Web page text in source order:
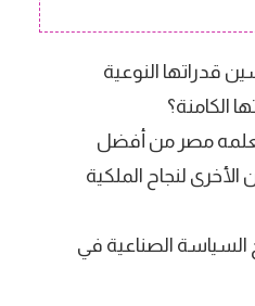
قدراتها النوعية
الكامنة؟
مصر من أفضل
لنجاح الملكية
السياسة الصناعية في